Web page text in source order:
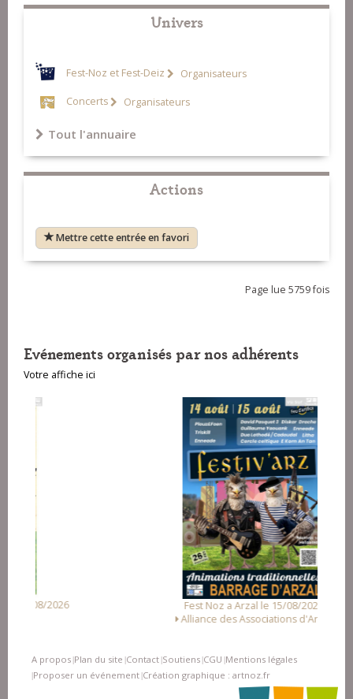
Univers
Fest-Noz et Fest-Deiz Organisateurs
Concerts Organisateurs
Tout l'annuaire
Actions
Mettre cette entrée en favori
Page lue 5759 fois
Evénements organisés par nos adhérents
Votre affiche ici
Fest Noz a Arzal le 15/08/2026
Alliance des Associations d'Arzal
A propos Plan du site Contact Soutiens CGU Mentions légales
Proposer un événement Création graphique : artnoz.fr